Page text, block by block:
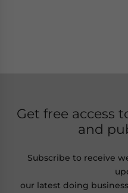
Get free access
and
Subscribe to receive
our latest doing